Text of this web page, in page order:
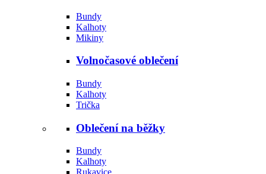
Bundy
Kalhoty
Mikiny
Volnočasové oblečení
Bundy
Kalhoty
Trička
Oblečení na běžky
Bundy
Kalhoty